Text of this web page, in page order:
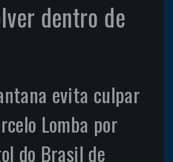
dentro de
evita culpar
Lomba por
do Brasil de